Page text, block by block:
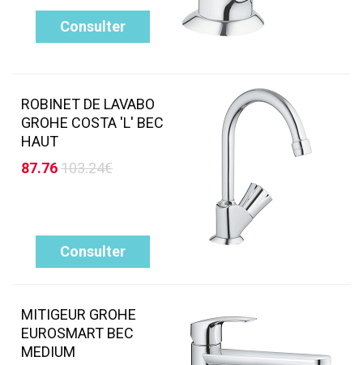
Consulter
ROBINET DE LAVABO
GROHE COSTA 'L' BEC
HAUT
87.76103.24€
Consulter
MITIGEUR GROHE
EUROSMART BEC
MEDIUM